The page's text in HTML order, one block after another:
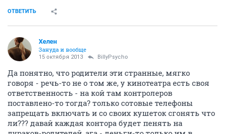
ОТВЕТИТЬ
Хелен
Зануда и вообще
15 октября 2013 BillyPsycho
Да понятно, что родители эти странные, мягко
говоря - речь-то не о том же, у кинотеатра есть своя
ответственность - на кой там контролеров
поставлено-то тогда? только сотовые телефоны
запрещать включать и со своих кушеток сгонять что
ли??? давай каждая контора будет пенять на